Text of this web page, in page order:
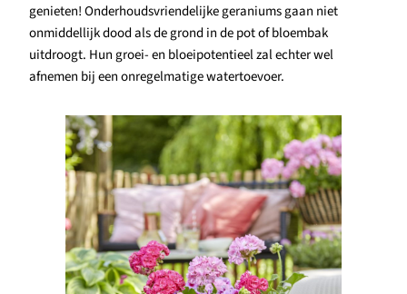
genieten! Onderhoudsvriendelijke geraniums gaan niet
onmiddellijk dood als de grond in de pot of bloembak
uitdroogt. Hun groei- en bloeipotentieel zal echter wel
afnemen bij een onregelmatige watertoevoer.